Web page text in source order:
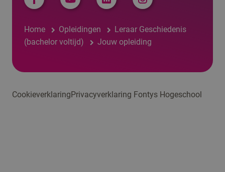
Home Opleidingen
Leraar Geschiedenis
(bachelor voltijd)
Jouw opleiding
CookieverklaringPrivacyverklaring Fontys Hogeschool